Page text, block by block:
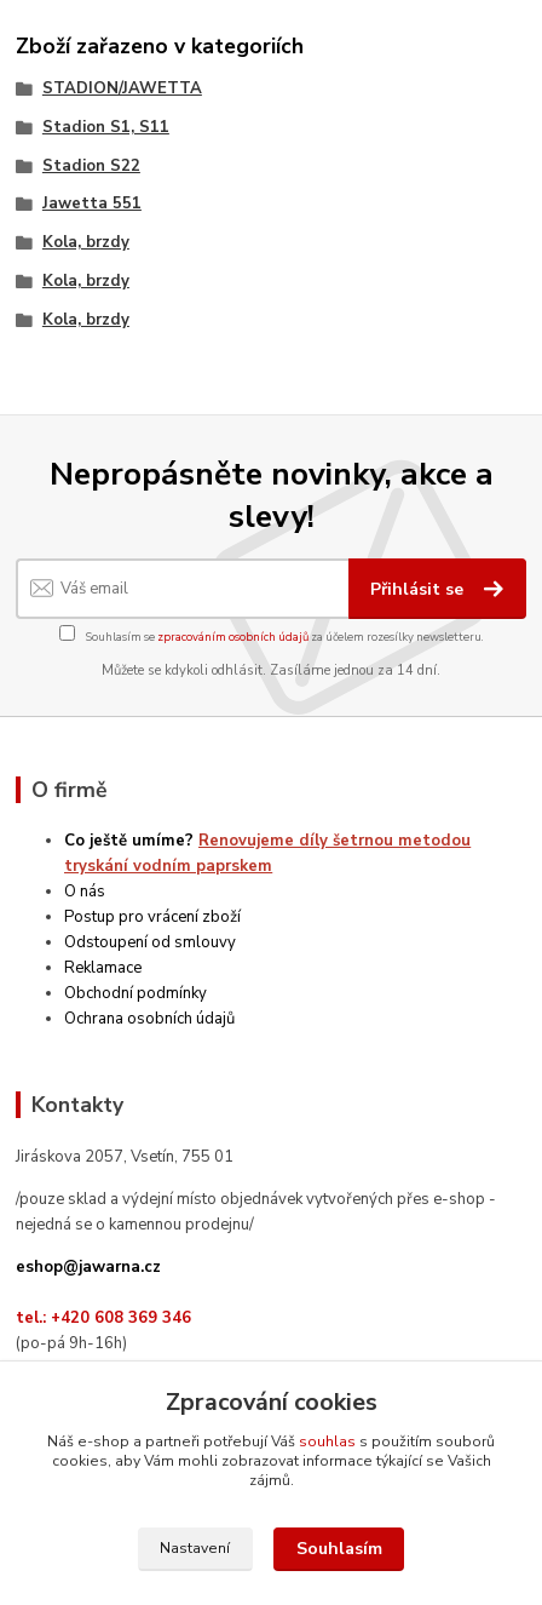
Zboží zařazeno v kategoriích
STADION/JAWETTA
Stadion S1, S11
Stadion S22
Jawetta 551
Kola, brzdy
Kola, brzdy
Kola, brzdy
Nepropásněte novinky, akce a
slevy!
Přihlásit se
Souhlasím se zpracováním osobních údajůza účelem rozesílky newsletteru.
Můžete se kdykoli odhlásit. Zasíláme jednou za 14 dní.
O firmě
Co ještě umíme? Renovujeme díly šetrnou metodou
tryskání vodním paprskem
O nás
Postup pro vrácení zboží
Odstoupení od smlouvy
Reklamace
Obchodní podmínky
Ochrana osobních údajů
Kontakty
Jiráskova 2057, Vsetín, 755 01
/pouze sklad a výdejní místo objednávek vytvořených přes e-shop -
nejedná se o kamennou prodejnu/
eshop@jawarna.cz
tel.: +420 608 369 346
(po-pá 9h-16h)
Sledujte nás na Facebooku
Zpracování cookies
Náš e-shop a partneři potřebují Váš souhlas s použitím souborů
cookies, aby Vám mohli zobrazovat informace týkající se Vašich
zájmů.
Nastavení Souhlasím